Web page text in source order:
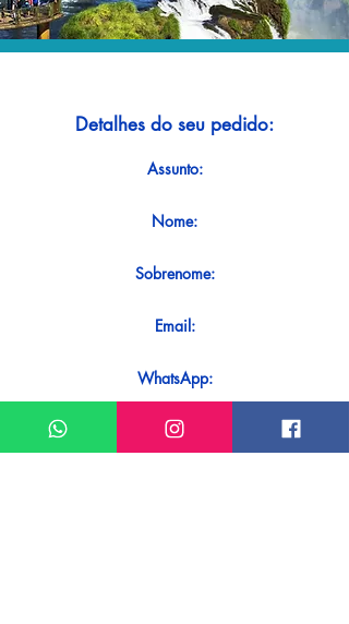
Detalhes do seu pedido:
Assunto:
Nome:
Sobrenome:
Email:
WhatsApp:
Mensagem: